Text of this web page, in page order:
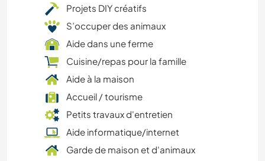
Projets DIY créatifs
S’occuper des animaux
Aide dans une ferme
Cuisine/repas pour la famille
Aide à la maison
Accueil / tourisme
Petits travaux d'entretien
Aide informatique/internet
Garde de maison et d'animaux